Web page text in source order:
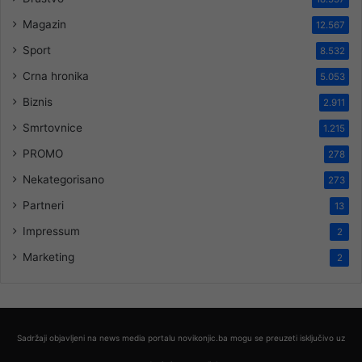
Magazin 12.567
Sport 8.532
Crna hronika 5.053
Biznis 2.911
Smrtovnice 1.215
PROMO 278
Nekategorisano 273
Partneri 13
Impressum 2
Marketing 2
Sadržaji objavljeni na news media portalu novikonjic.ba mogu se preuzeti isključivo uz